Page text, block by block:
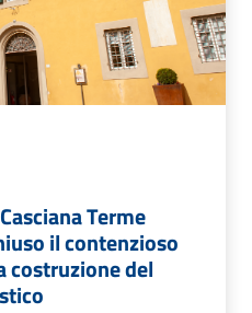
Terme
il contenzioso
costruzione del